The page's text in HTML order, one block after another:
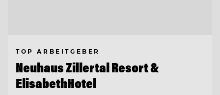
TOP ARBEITGEBER
Neuhaus Zillertal Resort &
ElisabethHotel